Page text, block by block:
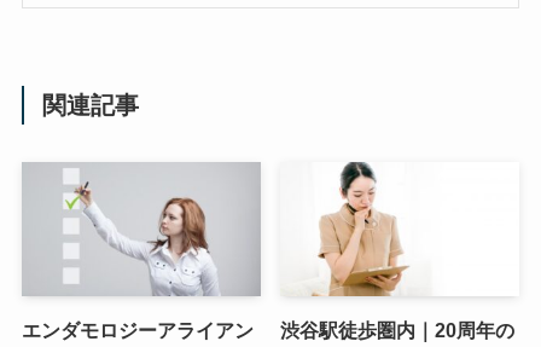
関連記事
エンダモロジーアライアン
渋谷駅徒歩圏内｜20周年の